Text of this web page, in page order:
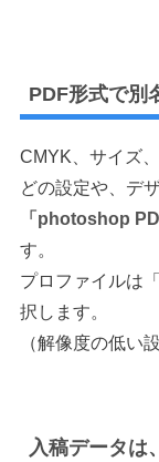
PDF形式で別
CMYK、サイズ
どの設定や、デ
「photoshop
す。
プロファイルは
択します。
（解像度の低い
入稿データは